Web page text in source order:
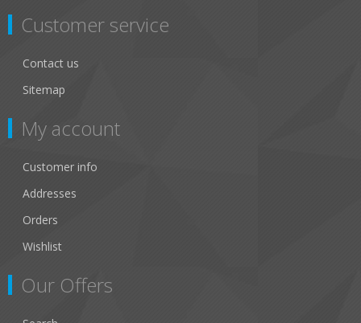
Customer service
Contact us
Sitemap
My account
Customer info
Addresses
Orders
Wishlist
Our Offers